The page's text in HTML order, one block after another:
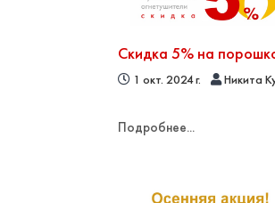
1 окт. 2024 г. Никита
Подробнее...